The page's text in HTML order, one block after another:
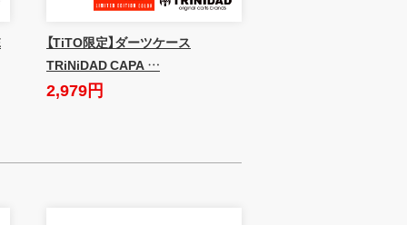
【TiTO限定】ダーツケース
TRiNiDAD CAPA …
2,979円